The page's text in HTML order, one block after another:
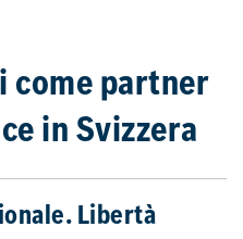
come partner
in Svizzera
Libertà